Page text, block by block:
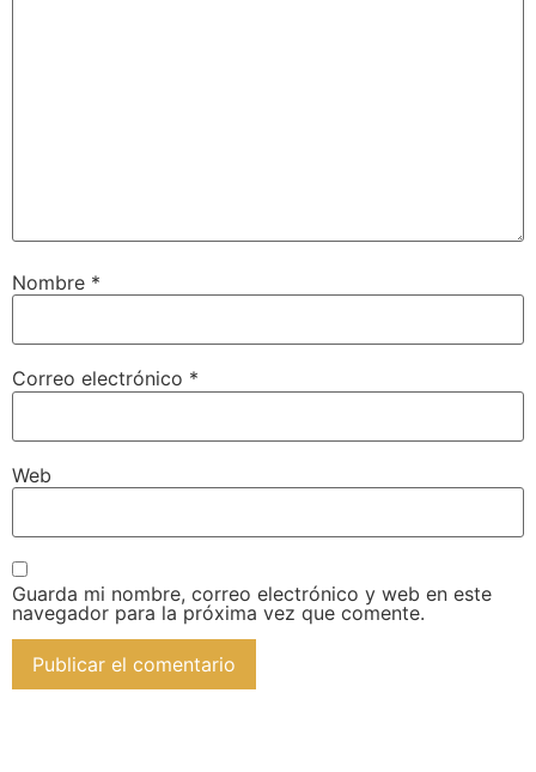
Nombre *
Correo electrónico *
Web
Guarda mi nombre, correo electrónico y web en este
navegador para la próxima vez que comente.